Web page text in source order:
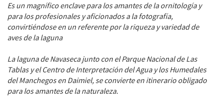
Es un magnífico enclave para los amantes de la ornitología y
para los profesionales y aficionados a la fotografía,
convirtiéndose en un referente por la riqueza y variedad de
aves de la laguna
La laguna de Navaseca junto con el Parque Nacional de Las
Tablas y el Centro de Interpretación del Agua y los Humedales
del Manchegos en Daimiel, se convierte en itinerario obligado
para los amantes de la naturaleza.